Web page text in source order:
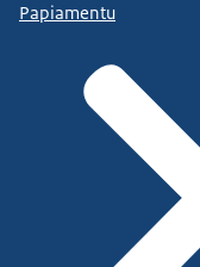
Papiamentu